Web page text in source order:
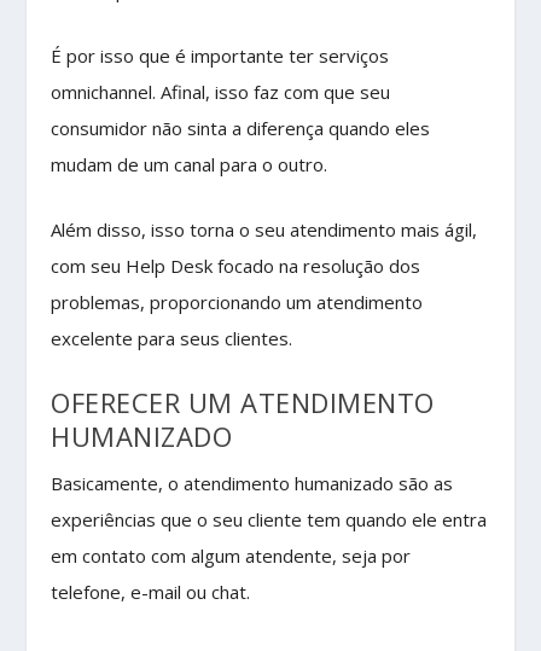
É por isso que é importante ter serviços
omnichannel. Afinal, isso faz com que seu
consumidor não sinta a diferença quando eles
mudam de um canal para o outro.
Além disso, isso torna o seu atendimento mais ágil,
com seu Help Desk focado na resolução dos
problemas, proporcionando um atendimento
excelente para seus clientes.
OFERECER UM ATENDIMENTO
HUMANIZADO
Basicamente, o atendimento humanizado são as
experiências que o seu cliente tem quando ele entra
em contato com algum atendente, seja por
telefone, e-mail ou chat.